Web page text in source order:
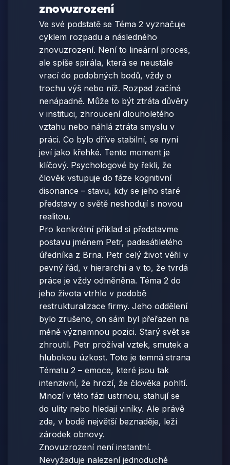
znovuzrození
Ve své podstatě se Téma 2 vyznačuje
cyklem rozpadu a následného
znovuzrození. Není to lineární proces,
ale spíše spirála, která se neustále
vrací do podobných bodů, vždy o
trochu výš nebo níž. Rozpad začíná
nenápadně. Může to být ztráta důvěry
v instituci, zhroucení dlouholetého
vztahu nebo náhlá ztráta smyslu v
práci. Co bylo dříve stabilní, se nyní
jeví jako křehké. Tento moment je
klíčový. Psychologové by řekli, že
člověk vstupuje do fáze kognitivní
disonance – stavu, kdy se jeho staré
představy o světě neshodují s novou
realitou.
Pro konkrétní příklad si představme
postavu jménem Petr, padesátiletého
úředníka z Brna. Petr celý život věřil v
pevný řád, v hierarchii a v to, že tvrdá
práce je vždy odměněna. Téma 2 do
jeho života vtrhlo v podobě
restrukturalizace firmy. Jeho oddělení
bylo zrušeno, on sám byl přeřazen na
méně významnou pozici. Starý svět se
zhroutil. Petr prožíval vztek, smutek a
hlubokou úzkost. Toto je temná strana
Tématu 2 – emoce, které jsou tak
intenzivní, že hrozí, že člověka pohltí.
Mnozí v této fázi ustrnou, stahují se
do ulity nebo hledají viníky. Ale právě
zde, v bodě největší beznaděje, leží
zárodek obnovy.
Znovuzrození není instantní.
Nevyžaduje nalezení jednoduché